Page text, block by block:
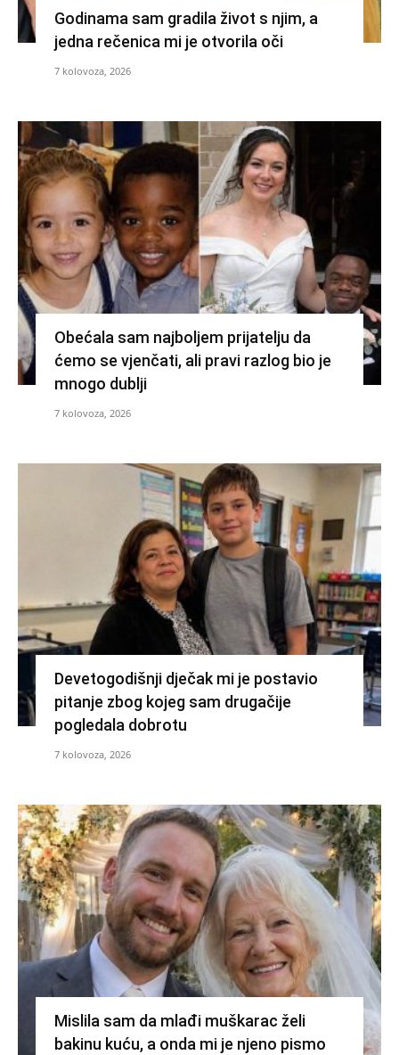
Godinama sam gradila život s njim, a
jedna rečenica mi je otvorila oči
7 kolovoza, 2026
Obećala sam najboljem prijatelju da
ćemo se vjenčati, ali pravi razlog bio je
mnogo dublji
7 kolovoza, 2026
Devetogodišnji dječak mi je postavio
pitanje zbog kojeg sam drugačije
pogledala dobrotu
7 kolovoza, 2026
Mislila sam da mlađi muškarac želi
bakinu kuću, a onda mi je njeno pismo